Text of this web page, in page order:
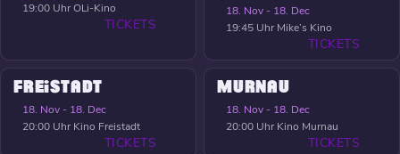
19:00 UhrOLi-Kino
TICKETS
18. Nov - 18. Dec
19:45 Uhr Mike’s Kino
TICKETS
FREISTADT
18. Nov - 18. Dec
20:00 Uhr Kino Freistadt
TICKETS
MURNAU
18. Nov - 18. Dec
20:00 Uhr Kino Murnau
TICKETS